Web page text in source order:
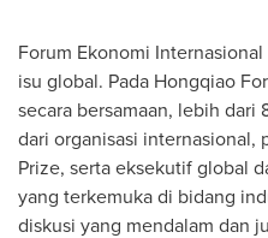
Forum Ekonomi
isu global. Pada Hongqiao
secara bersamaan, lebih
dari organisasi internasional,
Prize, serta eksekutif global
yang terkemuka di bidang
diskusi yang mendalam dan